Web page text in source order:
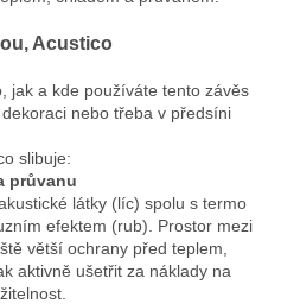
u Acustico
jak a kde používáte tento závěs
dekoraci nebo třeba v předsíni
slibuje:
průvanu
látky (líc) spolu s termo
efektem (rub). Prostor mezi
větší ochrany před teplem,
aktivně ušetřit za náklady na